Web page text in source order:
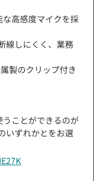
高感度マイクを採
線しにくく、業務
製のクリップ付き
ことができるのが
いずれかとをお選